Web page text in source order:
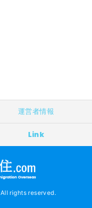
運営者情報
Link
rights reserved.